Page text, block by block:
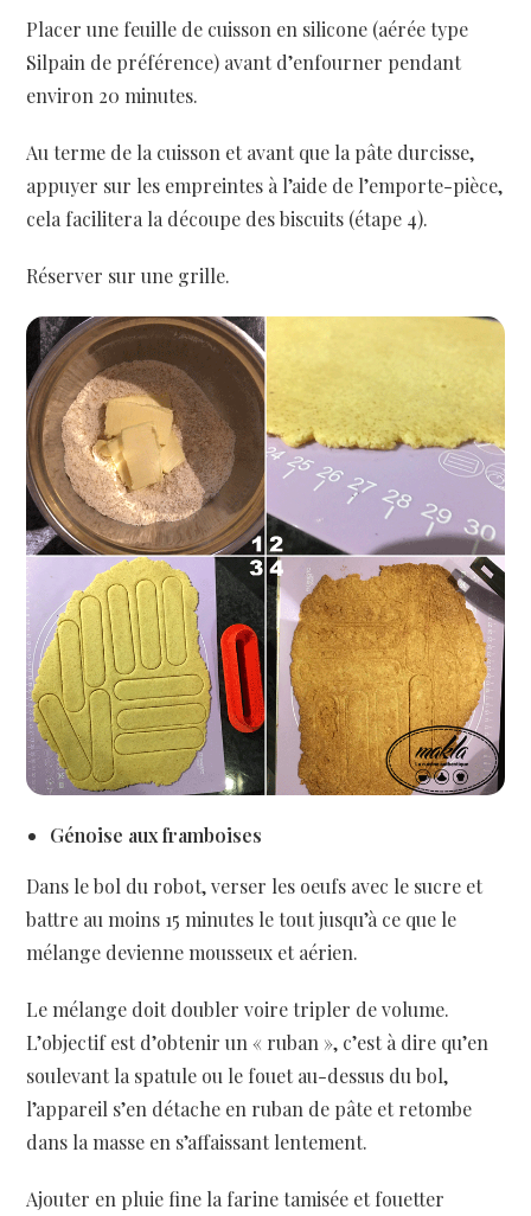
Placer une feuille de cuisson en silicone (aérée type
Silpain de préférence) avant d’enfourner pendant
environ 20 minutes.
Au terme de la cuisson et avant que la pâte durcisse,
appuyer sur les empreintes à l’aide de l’emporte-pièce,
cela facilitera la découpe des biscuits (étape 4).
Réserver sur une grille.
Génoise aux framboises
Dans le bol du robot, verser les oeufs avec le sucre et
battre au moins 15 minutes le tout jusqu’à ce que le
mélange devienne mousseux et aérien.
Le mélange doit doubler voire tripler de volume.
L’objectif est d’obtenir un « ruban », c’est à dire qu’en
soulevant la spatule ou le fouet au-dessus du bol,
l’appareil s’en détache en ruban de pâte et retombe
dans la masse en s’affaissant lentement.
Ajouter en pluie fine la farine tamisée et fouetter